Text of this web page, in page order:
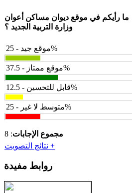
ما رأيكم في موقع ديوان مساكن أعوان
وزارة التربية الجديد ؟
موقع جيد - 25%
موقع ممتاز - 37.5%
قابل للتحسين - 12.5%
متوسط لا غير - 25%
مجموع الإجابات: 8
نتائج التصويت +
روابط مفيدة